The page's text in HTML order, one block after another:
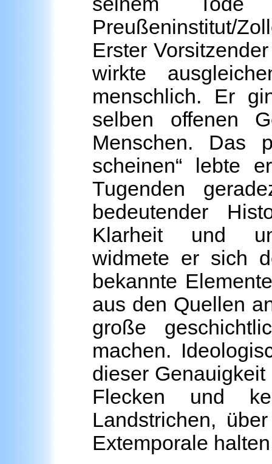
Preußeninstitut/
Erster
wirkte
menschlich. Er
selben offenen
Menschen. Das
scheinen“ lebte
Tugenden
bedeutender
Klarheit und
widmete er sich
bekannte
aus den Quellen
große
machen.
dieser
Flecken und
Landstrichen,
Extemporale